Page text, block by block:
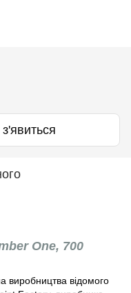
One, 700
виробництва відомого